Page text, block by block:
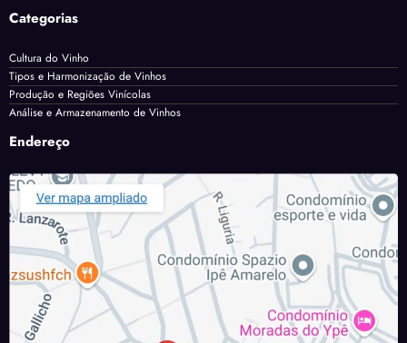
Categorias
Cultura do Vinho
Tipos e Harmonização de Vinhos
Produção e Regiões Vinícolas
Análise e Armazenamento de Vinhos
Endereço